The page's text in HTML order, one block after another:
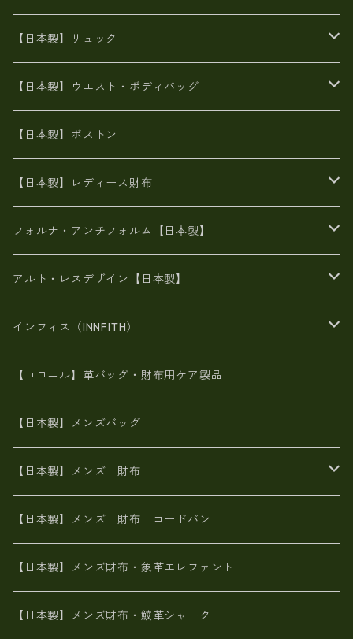
牛革製品リュック
8号帆布
豊岡製
ヌメ革バッグ
Ａ3サイズ
オイルレザー
エナメル
がま口
リネン
メタリック
スエード
漂流ロープバッグ
6号蝋引き帆布
火山灰染めバッグ
8号帆布
財布ポシェット
牛革
メタリック
オイルレザー
６号蝋引き帆布
豊岡製品
エナメルクロコ
がま口
斜め掛け
【日本製】リュック
帆布
豊岡
豊岡製
牛革
日本製
【日本製】ウエスト・ボディバッグ
帆布
【日本製】ボストン
【日本製】レディース財布
二つ折り財布
がま口財布
スペインレザー
メタリック
長財布
スペインレザー
佐賀牛革
革友禅染め
L字ファスナー財布
スペインレザー
革友禅染め
ポーチ
ヌメ革
革友禅染め
財布ショルダー
ヌメ革
がま口財布
革友禅染め
山羊革
火山灰染め
名刺入れ・キーケース、他
フォルナ・アンチフォルム【日本製】
BAG
財布・小物
アルト・レスデザイン【日本製】
BAG
財布・小物
インフィス（INNFITH）
BAG
財布・小物
【コロニル】革バッグ・財布用ケア製品
【日本製】メンズバッグ
【日本製】メンズ 財布
象革エレファント【日本製】メンズ 財布
鮫革シャーク【日本製】メンズ 財布
ブライドルレザー【日本製】メンズ 財布
【日本製】メンズ 財布 コードバン
【日本製】メンズ財布・象革エレファント
【日本製】メンズ財布・鮫革シャーク